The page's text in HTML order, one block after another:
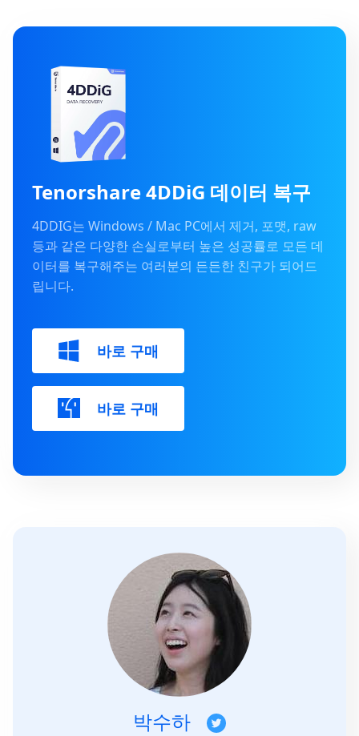
Tenorshare 4DDiG 데이터 복구
4DDIG는 Windows / Mac PC에서 제거, 포맷, raw
등과 같은 다양한 손실로부터 높은 성공률로 모든 데
이터를 복구해주는 여러분의 든든한 친구가 되어드
립니다.
바로 구매
바로 구매
박수하